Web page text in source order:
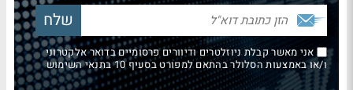
אני מאשר קבלת ניוזלטרים ודיוורים פרסומיים בדואר אלקטרוני
ו/או באמצעות הסלולר בהתאם למפורט בסעיף 10 בתנאי השימוש